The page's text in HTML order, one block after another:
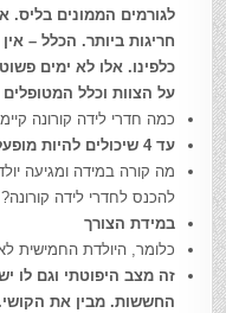
לגורמים הממונים בליס.
חריגות ביותר. הכלל –
כלפינו. אלו לא ימים
על הצוות וכלל המטופלים
כמה חדרי לידה קורונה
עד 4 שיכולים להיות מופעלים באופן חופף, בו זמנית
מה קורה במידה ומגיעה
להכנס לחדרי לידה קורונה?
במידת הצורך
כלומר, היולדת החמישית
זה מצב היפוטתי וגם לו
החששות. מבין את